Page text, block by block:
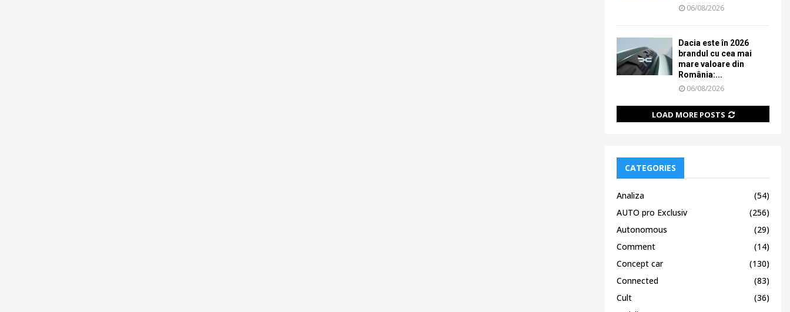
06/08/2026
Dacia este în 2026
brandul cu cea mai
mare valoare din
România:...
06/08/2026
LOAD MORE POSTS
CATEGORIES
Analiza
(54)
AUTO pro Exclusiv
(256)
Autonomous
(29)
Comment
(14)
Concept car
(130)
Connected
(83)
Cult
(36)